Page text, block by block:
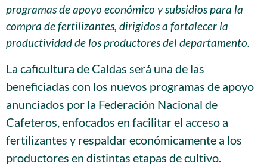
programas de apoyo económico y subsidios para la
compra de fertilizantes, dirigidos a fortalecer la
productividad de los productores del departamento.
La caficultura de Caldas será una de las
beneficiadas con los nuevos programas de apoyo
anunciados por la Federación Nacional de
Cafeteros, enfocados en facilitar el acceso a
fertilizantes y respaldar económicamente a los
productores en distintas etapas de cultivo.